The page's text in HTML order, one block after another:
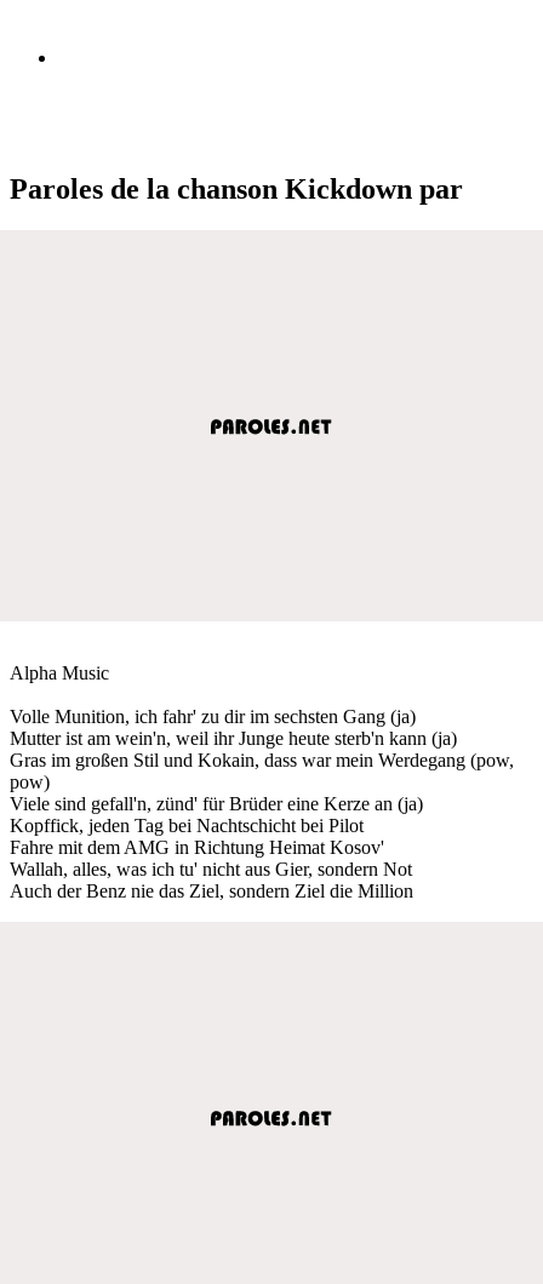
Paroles de la chanson Kickdown par
Alpha Music
Volle Munition, ich fahr' zu dir im sechsten Gang (ja)
Mutter ist am wein'n, weil ihr Junge heute sterb'n kann (ja)
Gras im großen Stil und Kokain, dass war mein Werdegang (pow,
pow)
Viele sind gefall'n, zünd' für Brüder eine Kerze an (ja)
Kopffick, jeden Tag bei Nachtschicht bei Pilot
Fahre mit dem AMG in Richtung Heimat Kosov'
Wallah, alles, was ich tu' nicht aus Gier, sondern Not
Auch der Benz nie das Ziel, sondern Ziel die Million